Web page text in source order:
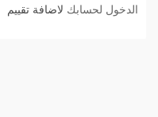
الدخول لحسابك لاضافة تقييم